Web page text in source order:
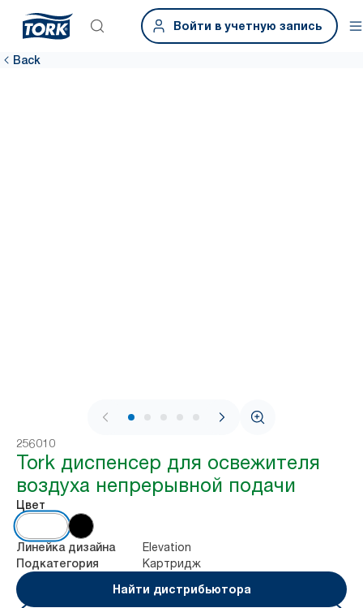
Войти в учетную запись
Back
1 / 7
256010
Tork диспенсер для освежителя
воздуха непрерывной подачи
Цвет
Линейка дизайна Elevation
Подкатегория
Картридж
Найти дистрибьютора